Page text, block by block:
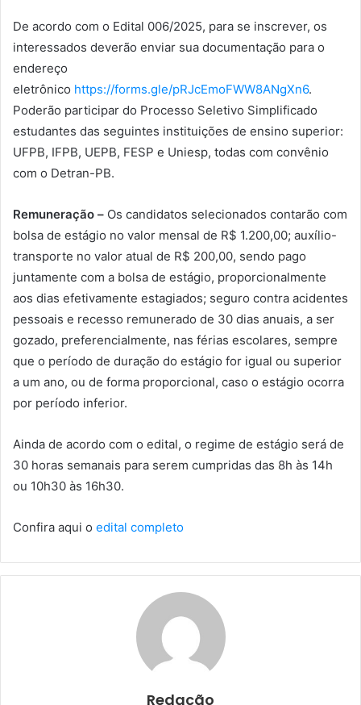
De acordo com o Edital 006/2025, para se inscrever, os
interessados deverão enviar sua documentação para o
endereço
eletrônico https://forms.gle/pRJcEmoFWW8ANgXn6.
Poderão participar do Processo Seletivo Simplificado
estudantes das seguintes instituições de ensino superior:
UFPB, IFPB, UEPB, FESP e Uniesp, todas com convênio
com o Detran-PB.
Remuneração – Os candidatos selecionados contarão com
bolsa de estágio no valor mensal de R$ 1.200,00; auxílio-
transporte no valor atual de R$ 200,00, sendo pago
juntamente com a bolsa de estágio, proporcionalmente
aos dias efetivamente estagiados; seguro contra acidentes
pessoais e recesso remunerado de 30 dias anuais, a ser
gozado, preferencialmente, nas férias escolares, sempre
que o período de duração do estágio for igual ou superior
a um ano, ou de forma proporcional, caso o estágio ocorra
por período inferior.
Ainda de acordo com o edital, o regime de estágio será de
30 horas semanais para serem cumpridas das 8h às 14h
ou 10h30 às 16h30.
Confira aqui o edital completo
Redação